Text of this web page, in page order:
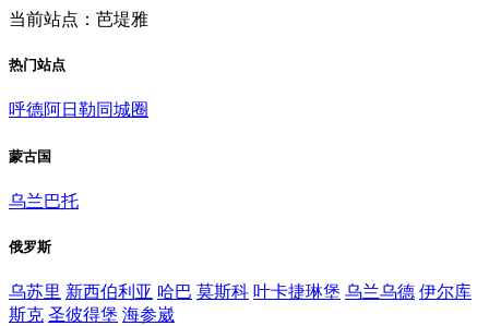
当前站点：芭堤雅
热门站点
呼德阿日勒同城圈
蒙古国
乌兰巴托
俄罗斯
乌苏里 新西伯利亚 哈巴 莫斯科 叶卡捷琳堡 乌兰乌德 伊尔库
斯克 圣彼得堡 海参崴